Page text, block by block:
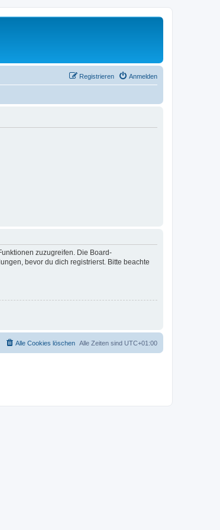
Anmelden
Registrieren
zuzugreifen. Die Board-
bevor du dich registrierst. Bitte beachte
Alle Zeiten sind UTC+01:00
Alle Cookies löschen